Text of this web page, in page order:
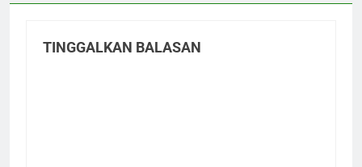
TINGGALKAN BALASAN